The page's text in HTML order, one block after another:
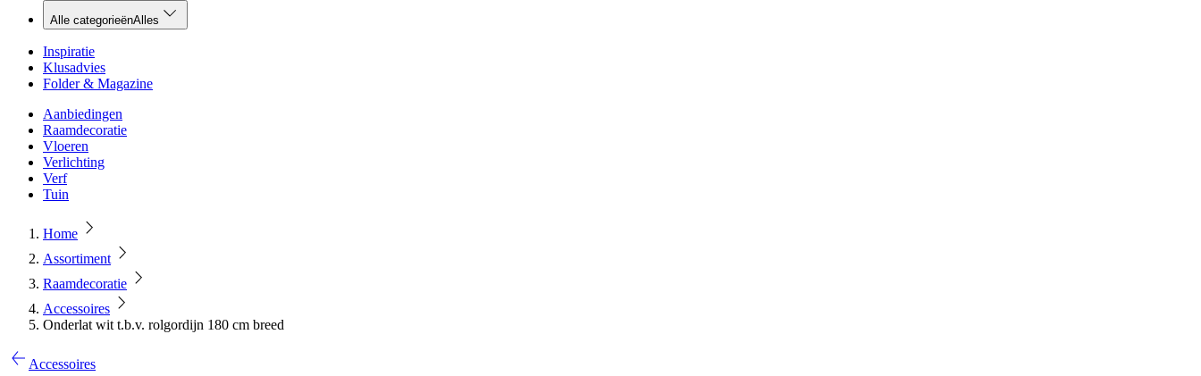
Alle categorieënAlles
Inspiratie
Klusadvies
Folder & Magazine
Aanbiedingen
Raamdecoratie
Vloeren
Verlichting
Verf
Tuin
Home
Assortiment
Raamdecoratie
Accessoires
Onderlat wit t.b.v. rolgordijn 180 cm breed
Accessoires